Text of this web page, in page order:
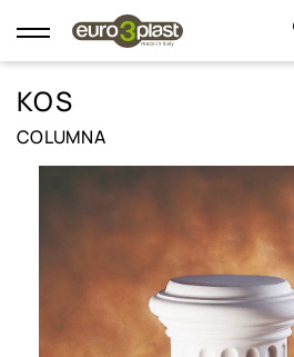
Navegación
de
KOS
COLUMNA